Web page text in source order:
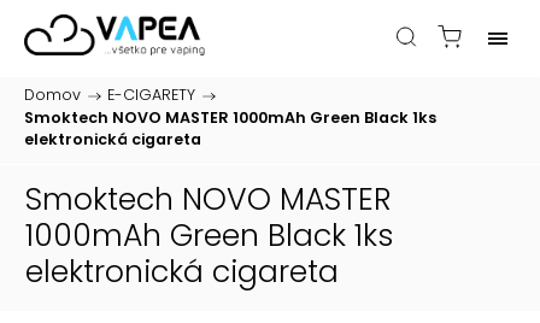
Domov / E-CIGARETY /
Smoktech NOVO MASTER 1000mAh Green Black 1ks
elektronická cigareta
Smoktech NOVO MASTER
1000mAh Green Black 1ks
elektronická cigareta